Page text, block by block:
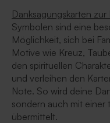
Danksagungskarten
Symbolen sind eine
Möglichkeit, sich bei
Motive wie Kreuz,
den spirituellen
und verleihen den
Note. So wird deine
sondern auch mit
übermittelt.